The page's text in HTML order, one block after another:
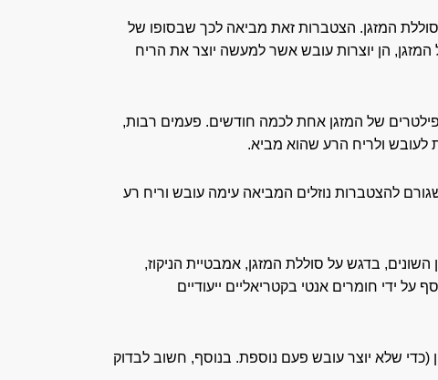
המזגן. הצטברות זאת מביאה לכך שבסופו של
המזגן, הן יוצרות עובש אשר למעשה יוצר את הריח
של המזגן אחת לכמה חודשים. פעמים רבות,
לעובש ולריח הרע שהוא מביא.
להצטברות נוזלים המביאה עימה עובש וריח רע
בדגש על סוללת המזגן, אמבטיית הניקוז,
ידי חומרים אנטי בקטריאליים ייעודיים
שלא יוצר עובש פעם נוספת. בנוסף, חשוב לבדוק